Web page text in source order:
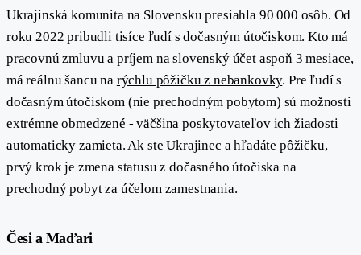
Ukrajinská komunita na Slovensku presiahla 90 000 osôb. Od
roku 2022 pribudli tisíce ľudí s dočasným útočiskom. Kto má
pracovnú zmluvu a príjem na slovenský účet aspoň 3 mesiace,
má reálnu šancu na rýchlu pôžičku z nebankovky. Pre ľudí s
dočasným útočiskom (nie prechodným pobytom) sú možnosti
extrémne obmedzené - väčšina poskytovateľov ich žiadosti
automaticky zamieta. Ak ste Ukrajinec a hľadáte pôžičku,
prvý krok je zmena statusu z dočasného útočiska na
prechodný pobyt za účelom zamestnania.
Česi a Maďari